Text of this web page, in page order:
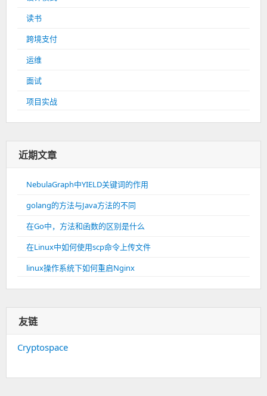
读书
跨境支付
运维
面试
项目实战
近期文章
NebulaGraph中YIELD关键词的作用
golang的方法与Java方法的不同
在Go中，方法和函数的区别是什么
在Linux中如何使用scp命令上传文件
linux操作系统下如何重启Nginx
友链
Cryptospace